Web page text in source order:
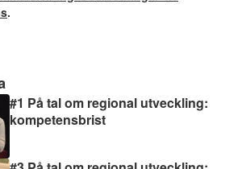
#1 På tal om regional utveckling:
kompetensbrist
.